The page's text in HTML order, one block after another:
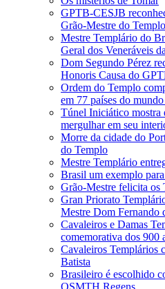
GPTB-CESJB
Grão-Mestre do Templo
Mestre Templário do
Geral dos Veneráveis
Dom Segundo Pérez
Honoris Causa do
Ordem do Templo
em 77 países do
Túnel Iniciático mostra
mergulhar em seu
Morre da cidade do
do Templo
Mestre Templário
Brasil um exemplo
Grão-Mestre felicita os
Gran Priorato
Mestre Dom Fernando
Cavaleiros e Damas
comemorativa dos 900
Cavaleiros Templários
Batista
Brasileiro é escolhido
OSMTH Regens